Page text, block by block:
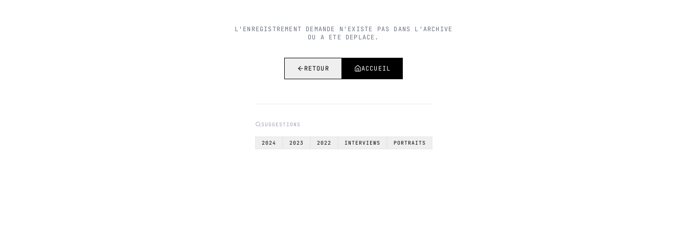
L'ENREGISTREMENT DEMANDE N'EXISTE PAS DANS L'ARCHIVE
OU A ETE DEPLACE.
RETOUR ACCUEIL
SUGGESTIONS
2024 2023 2022 INTERVIEWS PORTRAITS